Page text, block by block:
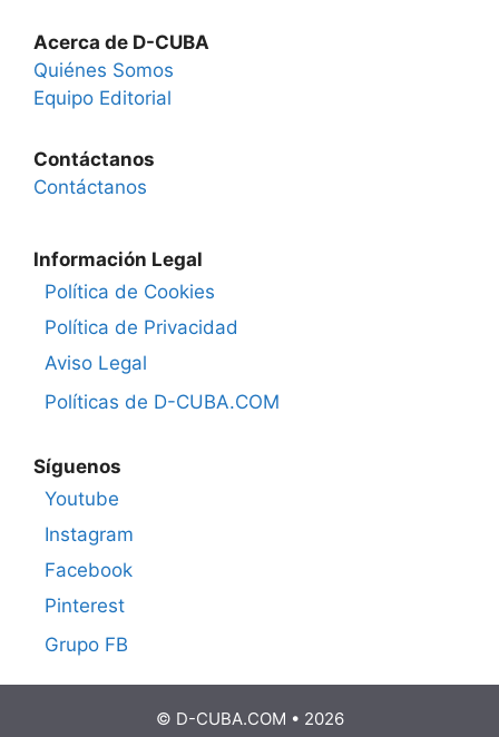
Acerca de D-CUBA
Quiénes Somos
Equipo Editorial
Contáctanos
Contáctanos
Información Legal
Política de Cookies
Política de Privacidad
Aviso Legal
Políticas de D-CUBA.COM
Síguenos
Youtube
Instagram
Facebook
Pinterest
Grupo FB
© D-CUBA.COM • 2026